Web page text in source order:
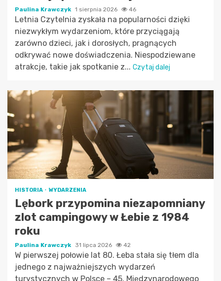
Paulina Krawczyk 1 sierpnia 2026 46
Letnia Czytelnia zyskała na popularności dzięki
niezwykłym wydarzeniom, które przyciągają
zarówno dzieci, jak i dorosłych, pragnących
odkrywać nowe doświadczenia. Niespodziewane
atrakcje, takie jak spotkanie z... Czytaj dalej
HISTORIA WYDARZENIA
Lębork przypomina niezapomniany
zlot campingowy w Łebie z 1984
roku
Paulina Krawczyk 31 lipca 2026 42
W pierwszej połowie lat 80. Łeba stała się tłem dla
jednego z najważniejszych wydarzeń
turystycznych w Polsce – 45. Międzynarodowego